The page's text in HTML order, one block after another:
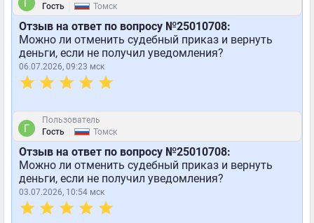
Гость
Томск
Отзыв на ответ по вопросу №25010708:
Можно ли отменить судебный приказ и вернуть
деньги, если не получил уведомления?
06.07.2026, 09:23 мск
Пользователь
Гость
Томск
Отзыв на ответ по вопросу №25010708:
Можно ли отменить судебный приказ и вернуть
деньги, если не получил уведомления?
03.07.2026, 10:54 мск